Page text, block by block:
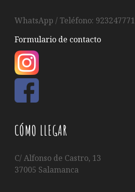
WhatsApp / Teléfono: 923247771
Formulario de contacto
CÓMO LLEGAR
C/ Alfonso de Castro, 13
37005 Salamanca